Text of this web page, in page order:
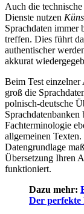
Auch die
Dienste nutzen
Sprachdaten immer
treffen. Dies führt
authentischer
akkurat
Beim Test
groß die
polnisch-deutsche
Fachterminologie
allgemeinen
Datengrundlage
Übersetzung Ihren
funktioniert.
Dazu mehr:
Der